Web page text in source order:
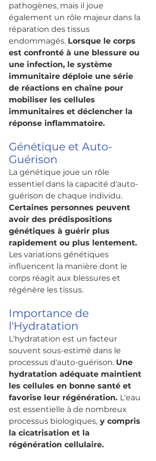
pathogènes, mais il joue
également un rôle majeur dans la
réparation des tissus
endommagés. Lorsque le corps
est confronté à une blessure ou
une infection, le système
immunitaire déploie une série
de réactions en chaîne pour
mobiliser les cellules
immunitaires et déclencher la
réponse inflammatoire.
Génétique et Auto-
Guérison
La génétique joue un rôle
essentiel dans la capacité d'auto-
guérison de chaque individu.
Certaines personnes peuvent
avoir des prédispositions
génétiques à guérir plus
rapidement ou plus lentement.
Les variations génétiques
influencent la manière dont le
corps réagit aux blessures et
régénère les tissus.
Importance de
l'Hydratation
L'hydratation est un facteur
souvent sous-estimé dans le
processus d'auto-guérison. Une
hydratation adéquate maintient
les cellules en bonne santé et
favorise leur régénération. L'eau
est essentielle à de nombreux
processus biologiques, y compris
la cicatrisation et la
régénération cellulaire.